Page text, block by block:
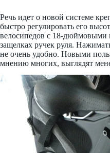
Речь идет о новой системе
быстро регулировать его
велосипедов с 18-дюймовыми
защелках ручек руля.
не очень удобно. Новыми
мнению многих, выглядят